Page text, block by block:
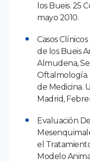
los Bueis. 25
mayo 2010.
Casos
de los Bueis
Almudena,
Oftalmología.
de Medicina.
Madrid,
Evaluación
el
Modelo